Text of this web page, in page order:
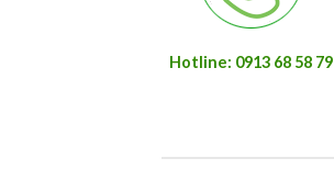
Hotline: 0913 68 58 79